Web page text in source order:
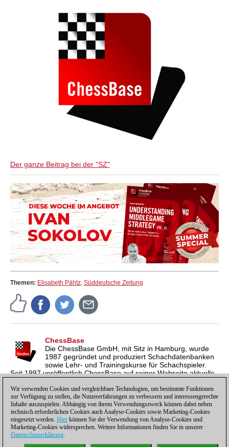
Der ganze Beitrag bei der "SZ"
Themen: Elisabeth Pähtz, Süddeutsche Zeitung
ChessBase
Die ChessBase GmbH, mit Sitz in Hamburg, wurde
1987 gegründet und produziert Schachdatenbanken
sowie Lehr- und Trainingskurse für Schachspieler.
Seit 1997 veröffentlich ChessBase auf seiner Webseite aktuelle
inzwischen in vier Sprachen und gilt weltweit als wichtigste
Schachnachrichtenseite.
Wir verwenden Cookies und vergleichbare Technologien, um bestimmte Funktionen
zur Verfügung zu stellen, die Nutzererfahrungen zu verbessern und interessengerechte
Inhalte auszuspielen. Abhängig von ihrem Verwendungszweck können dabei neben
technisch erforderlichen Cookies auch Analyse-Cookies sowie Marketing-Cookies
eingesetzt werden. Hier können Sie der Verwendung von Analyse-Cookies und
Marketing-Cookies widersprechen. Weitere Informationen finden Sie in unserer
Datenschutzerklärung.